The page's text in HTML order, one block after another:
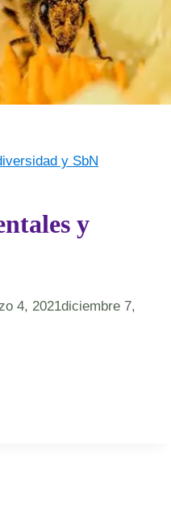
y SbN
y
4, 2021diciembre 7,